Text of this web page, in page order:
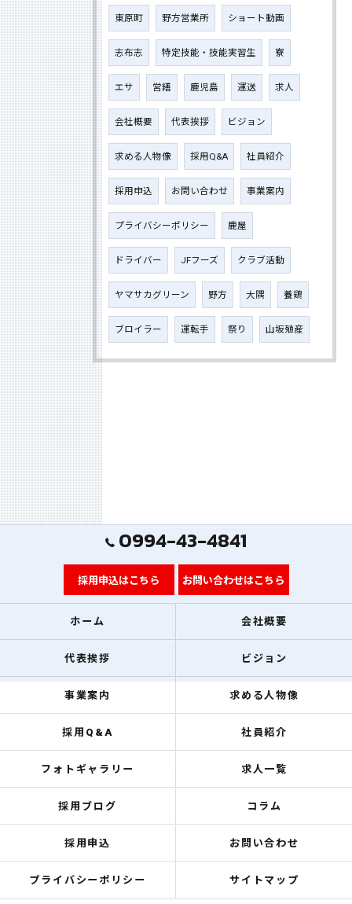
東原町 野方営業所 ショート動画
志布志 特定技能・技能実習生 寮
エサ 営繕 鹿児島 運送 求人
会社概要 代表挨拶 ビジョン
求める人物像 採用Q&A 社員紹介
採用申込 お問い合わせ 事業案内
プライバシーポリシー 鹿屋
ドライバー JFフーズ クラブ活動
ヤマサカグリーン 野方 大隅 養鶏
ブロイラー 運転手 祭り 山坂殖産
0994-43-4841
採用申込はこちら お問い合わせはこちら
ホーム 会社概要
代表挨拶 ビジョン
事業案内 求める人物像
採用Q&A 社員紹介
フォトギャラリー 求人一覧
採用ブログ コラム
採用申込 お問い合わせ
プライバシーポリシー サイトマップ